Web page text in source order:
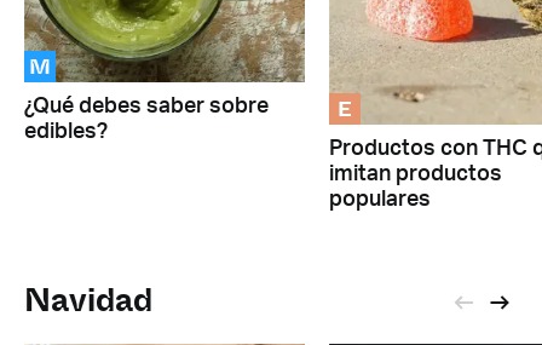
M
¿Qué debes saber sobre
edibles?
E
Productos con THC
imitan productos
populares
Navidad